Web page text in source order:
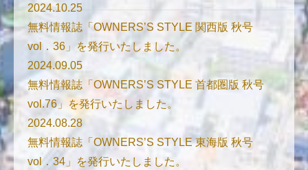
2024.10.25
無料情報誌「OWNERS’S STYLE 関西版 秋号
vol．36」を発行いたしました。
2024.09.05
無料情報誌「OWNERS’S STYLE 首都圏版 秋号
vol.76」を発行いたしました。
2024.08.28
無料情報誌「OWNERS’S STYLE 東海版 秋号
vol．34」を発行いたしました。